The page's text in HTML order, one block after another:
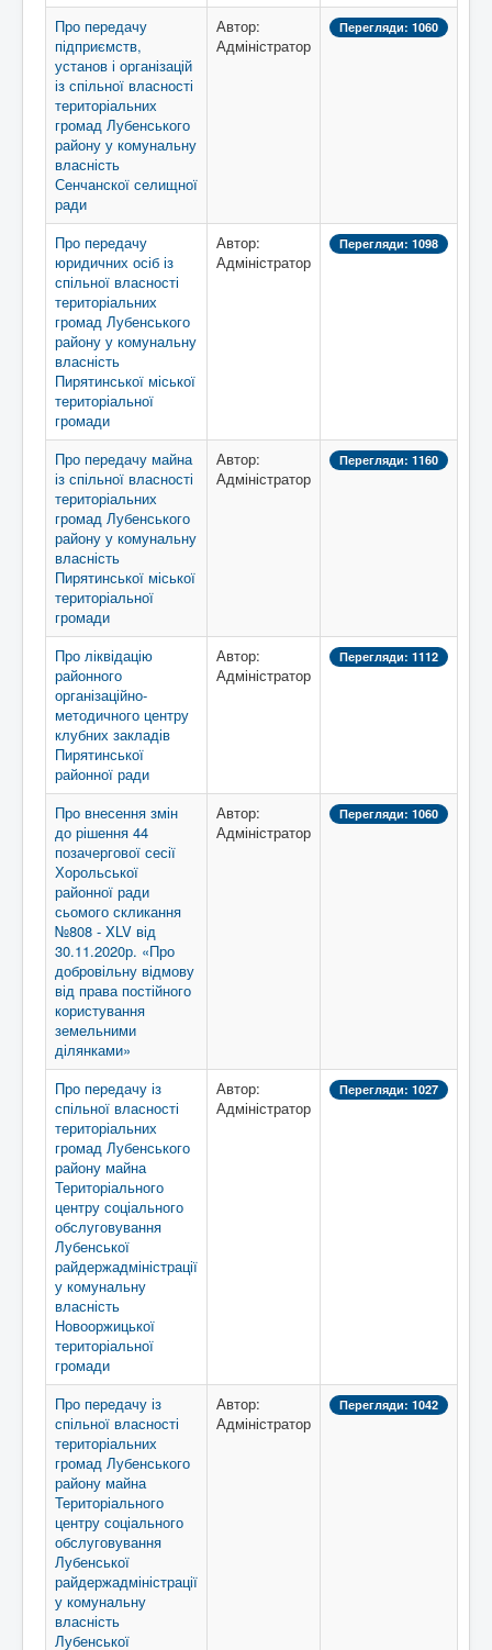
Про передачу
підприємств,
установ і організацій
із спільної власності
територіальних
громад Лубенського
району у комунальну
власність
Сенчанскої селищної
ради
Автор:
Адміністратор
Перегляди: 1060
Про передачу
юридичних осіб із
спільної власності
територіальних
громад Лубенського
району у комунальну
власність
Пирятинської міської
територіальної
громади
Автор:
Адміністратор
Перегляди: 1098
Про передачу майна
із спільної власності
територіальних
громад Лубенського
району у комунальну
власність
Пирятинської міської
територіальної
громади
Автор:
Адміністратор
Перегляди: 1160
Про ліквідацію
районного
організаційно-
методичного центру
клубних закладів
Пирятинської
районної ради
Автор:
Адміністратор
Перегляди: 1112
Про внесення змін
до рішення 44
позачергової сесії
Хорольської
районної ради
сьомого скликання
№808 - XLV від
30.11.2020р. «Про
добровільну відмову
від права постійного
користування
земельними
ділянками»
Автор:
Адміністратор
Перегляди: 1060
Про передачу із
спільної власності
територіальних
громад Лубенського
району майна
Територіального
центру соціального
обслуговування
Лубенської
райдержадміністрації
у комунальну
власність
Новооржицької
територіальної
громади
Автор:
Адміністратор
Перегляди: 1027
Про передачу із
спільної власності
територіальних
громад Лубенського
району майна
Територіального
центру соціального
обслуговування
Лубенської
райдержадміністрації
у комунальну
власність
Лубенської
Автор:
Адміністратор
Перегляди: 1042